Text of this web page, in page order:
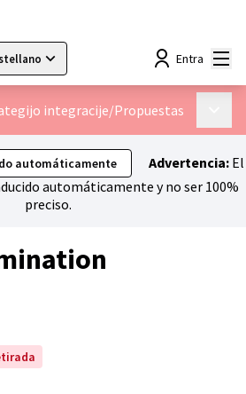
wählenChoose language Choisir la langue
Entra
integracije/Propuestas
automáticamente Advertencia: El
automáticamente y no ser 100%
preciso.